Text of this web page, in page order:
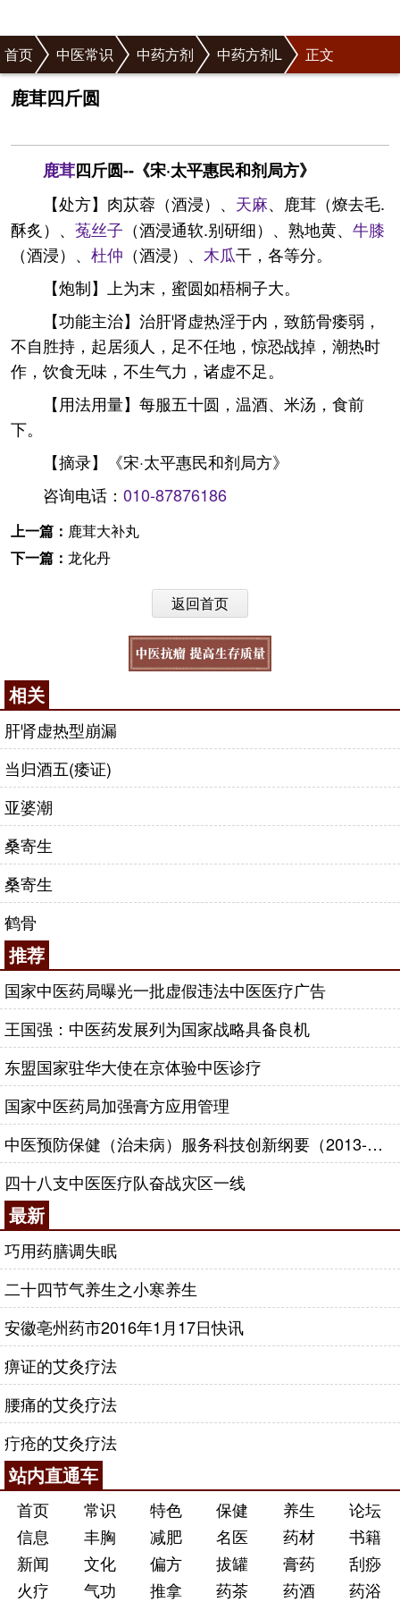
首页 中医常识 中药方剂 中药方剂L 正文
鹿茸四斤圆
鹿茸四斤圆--《宋·太平惠民和剂局方》
【处方】肉苁蓉（酒浸）、 天麻、鹿茸（燎去毛.
酥炙）、 菟丝子 （酒浸通软.别研细）、熟地黄、 牛膝
（酒浸）、 杜仲 （酒浸）、 木瓜干，各等分。
【炮制】上为末，蜜圆如梧桐子大。
【功能主治】治肝肾虚热淫于内，致筋骨痿弱，
不自胜持，起居须人，足不任地，惊恐战掉，潮热时
作，饮食无味，不生气力，诸虚不足。
【用法用量】每服五十圆，温酒、米汤，食前
下。
【摘录】《宋·太平惠民和剂局方》
咨询电话： 010-87876186
上一篇： 鹿茸大补丸
下一篇： 龙化丹
返回首页
相关
肝肾虚热型崩漏
当归酒五(痿证)
亚婆潮
桑寄生
桑寄生
鹤骨
推荐
国家中医药局曝光一批虚假违法中医医疗广告
王国强：中医药发展列为国家战略具备良机
东盟国家驻华大使在京体验中医诊疗
国家中医药局加强膏方应用管理
中医预防保健（治未病）服务科技创新纲要（2013-2020年）
四十八支中医医疗队奋战灾区一线
最新
巧用药膳调失眠
二十四节气养生之小寒养生
安徽亳州药市2016年1月17日快讯
痹证的艾灸疗法
腰痛的艾灸疗法
疔疮的艾灸疗法
站内直通车
首页 常识 特色 保健 养生
论坛
信息
丰胸 减肥 名医 药材
书籍
新闻
文化 偏方 拔罐 膏药
刮痧
火疗
气功 推拿 药茶 药酒 药浴